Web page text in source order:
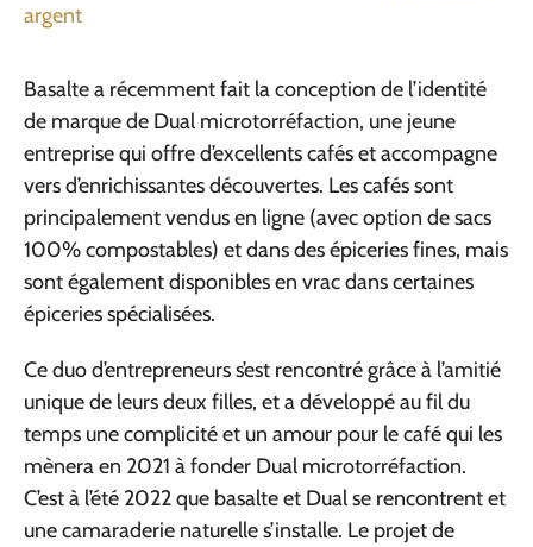
argent
Basalte a récemment fait la conception de l’identité
de marque de Dual microtorréfaction, une jeune
entreprise qui offre d’excellents cafés et accompagne
vers d’enrichissantes découvertes. Les cafés sont
principalement vendus en ligne (avec option de sacs
100% compostables) et dans des épiceries fines, mais
sont également disponibles en vrac dans certaines
épiceries spécialisées.
Ce duo d’entrepreneurs s’est rencontré grâce à l’amitié
unique de leurs deux filles, et a développé au fil du
temps une complicité et un amour pour le café qui les
mènera en 2021 à fonder Dual microtorréfaction.
C’est à l’été 2022 que basalte et Dual se rencontrent et
une camaraderie naturelle s’installe. Le projet de